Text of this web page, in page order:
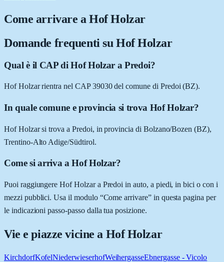
Come arrivare aHof Holzar
Domande frequenti su Hof Holzar
Qual è il CAP di Hof Holzar a Predoi?
Hof Holzar rientra nel CAP 39030 del comune di Predoi (BZ).
In quale comune e provincia si trova Hof Holzar?
Hof Holzar si trova a Predoi, in provincia di Bolzano/Bozen (BZ),
Trentino-Alto Adige/Südtirol.
Come si arriva a Hof Holzar?
Puoi raggiungere Hof Holzar a Predoi in auto, a piedi, in bici o con i
mezzi pubblici. Usa il modulo “Come arrivare” in questa pagina per
le indicazioni passo-passo dalla tua posizione.
Vie e piazze vicine a Hof Holzar
KirchdorfKofelNiederwieserhofWeihergasseEbnergasse - Vicolo